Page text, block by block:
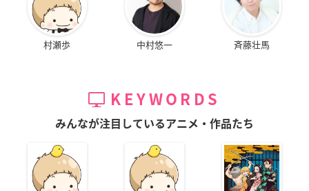
村瀬歩 中村悠一 斉藤壮馬
KEYWORDS
みんなが注目しているアニメ・作品たち